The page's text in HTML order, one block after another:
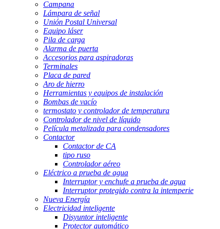
Campana
Lámpara de señal
Unión Postal Universal
Equipo láser
Pila de carga
Alarma de puerta
Accesorios para aspiradoras
Terminales
Placa de pared
Aro de hierro
Herramientas y equipos de instalación
Bombas de vacío
termostato y controlador de temperatura
Controlador de nivel de líquido
Película metalizada para condensadores
Contactor
Contactor de CA
tipo ruso
Controlador aéreo
Eléctrico a prueba de agua
Interruptor y enchufe a prueba de agua
Interruptor protegido contra la intemperie
Nueva Energía
Electricidad inteligente
Disyuntor inteligente
Protector automático